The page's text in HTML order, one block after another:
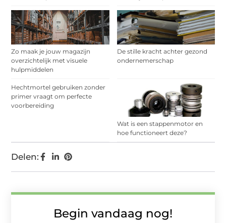
Zo maak je jouw magazijn
overzichtelijk met visuele
hulpmiddelen
De stille kracht achter gezond
ondernemerschap
Hechtmortel gebruiken zonder
primer vraagt om perfecte
voorbereiding
Wat is een stappenmotor en
hoe functioneert deze?
Begin vandaag nog!
Delen: